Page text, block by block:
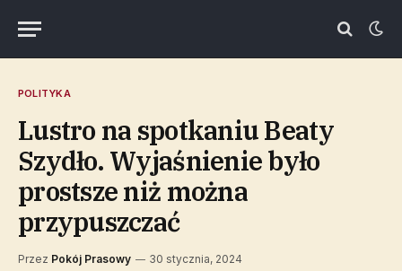
POLITYKA
Lustro na spotkaniu Beaty
Szydło. Wyjaśnienie było
prostsze niż można
przypuszczać
Przez Pokój Prasowy 30 stycznia, 2024